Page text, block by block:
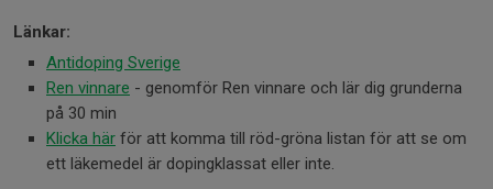
Länkar:
Antidoping Sverige
Ren vinnare - genomför Ren vinnare och lär dig grunderna
på 30 min
Klicka här för att komma till röd-gröna listan för att se om
ett läkemedel är dopingklassat eller inte.